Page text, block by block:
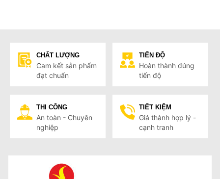
CHẤT LƯỢNG
Cam kết sản phẩm
đạt chuẩn
TIẾN ĐỘ
Hoàn thành đúng
tiến độ
THI CÔNG
An toàn - Chuyên
nghiệp
TIẾT KIỆM
Giá thành hợp lý -
cạnh tranh